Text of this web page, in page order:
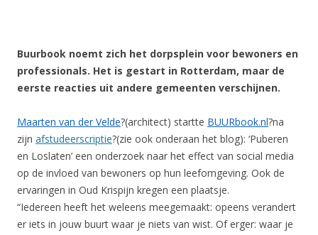
Buurbook noemt zich het dorpsplein voor bewoners en
professionals. Het is gestart in Rotterdam, maar de
eerste reacties uit andere gemeenten verschijnen.
Maarten van der Velde?(architect) startte BUURbook.nl?na
zijn afstudeerscriptie?(zie ook onderaan het blog): ‘Puberen
en Loslaten’ een onderzoek naar het effect van social media
op de invloed van bewoners op hun leefomgeving. Ook de
ervaringen in Oud Krispijn kregen een plaatsje.
“Iedereen heeft het weleens meegemaakt: opeens verandert
er iets in jouw buurt waar je niets van wist. Of erger: waar je